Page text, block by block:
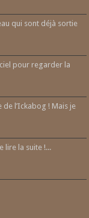
qui sont déjà sortie
pour regarder la
l’Ickabog ! Mais je
lire la suite !...